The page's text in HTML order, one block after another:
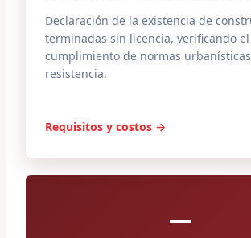
Declaración de la existencia de
terminadas sin licencia, verificando el
cumplimiento de normas
resistencia.
Requisitos y costos →
—